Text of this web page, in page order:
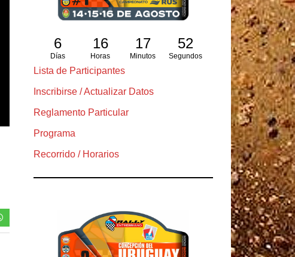
6
Días
16
Horas
17
Minutos
50
Segundos
Lista de Participantes
Inscribirse / Actualizar Datos
Reglamento Particular
Programa
Recorrido / Horarios